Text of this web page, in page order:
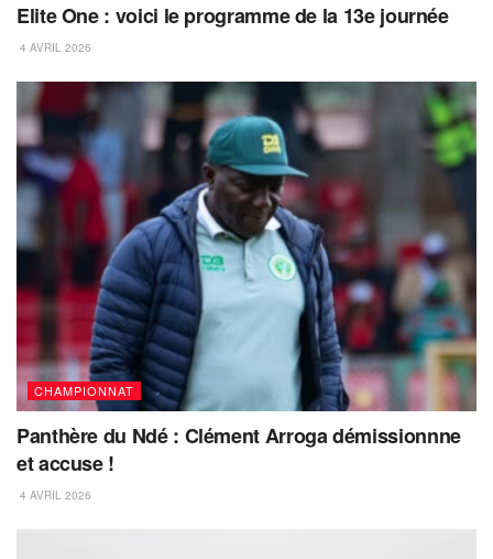
Elite One : voici le programme de la 13e journée
4 AVRIL 2026
CHAMPIONNAT
Panthère du Ndé : Clément Arroga démissionnne
et accuse !
4 AVRIL 2026